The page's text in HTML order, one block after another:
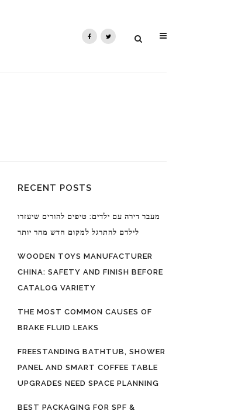
RECENT POSTS
מעבר דירה עם ילדים: טיפים להורים שיעזרו
לילדם להתרגל למקום חדש מהר יותר
WOODEN TOYS MANUFACTURER
CHINA: SAFETY AND FINISH BEFORE
CATALOG VARIETY
THE MOST COMMON CAUSES OF
BRAKE FLUID LEAKS
FREESTANDING BATHTUB, SHOWER
PANEL AND SMART COFFEE TABLE
UPGRADES NEED SPACE PLANNING
BEST PACKAGING FOR SPF &